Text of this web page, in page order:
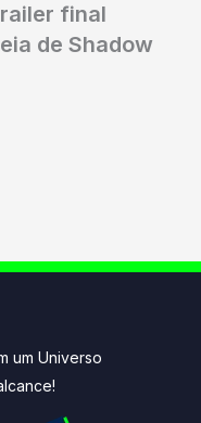
final
de Shadow
um Universo